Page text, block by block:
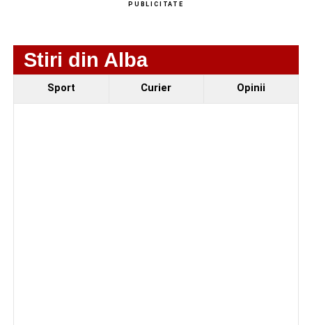
PUBLICITATE
Stiri din Alba
Sport Curier Opinii